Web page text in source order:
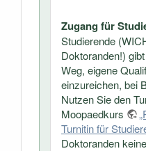
Zugang für
Studierende
Doktoranden!)
Weg, eigene
einzureichen, bei
Nutzen Sie den
Moopaedkurs
Turnitin für
Doktoranden